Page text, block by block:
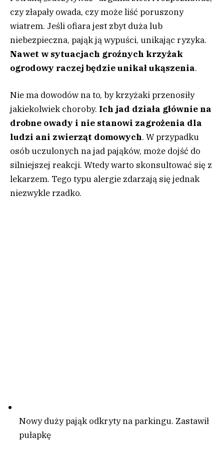
czy złapały owada, czy może liść poruszony
wiatrem. Jeśli ofiara jest zbyt duża lub
niebezpieczna, pająk ją wypuści, unikając ryzyka.
Nawet w sytuacjach groźnych krzyżak
ogrodowy raczej będzie unikał ukąszenia.
Nie ma dowodów na to, by krzyżaki przenosiły
jakiekolwiek choroby. Ich jad działa głównie na
drobne owady i nie stanowi zagrożenia dla
ludzi ani zwierząt domowych. W przypadku
osób uczulonych na jad pająków, może dojść do
silniejszej reakcji. Wtedy warto skonsultować się z
lekarzem. Tego typu alergie zdarzają się jednak
niezwykle rzadko.
Nowy duży pająk odkryty na parkingu. Zastawił
pułapkę